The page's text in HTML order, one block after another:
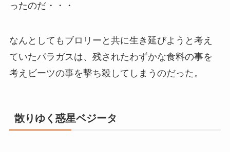
ったのだ・・・
なんとしてもブロリーと共に生き延びようと考え
ていたパラガスは、残されたわずかな食料の事を
考えビーツの事を撃ち殺してしまうのだった。
散りゆく惑星ベジータ